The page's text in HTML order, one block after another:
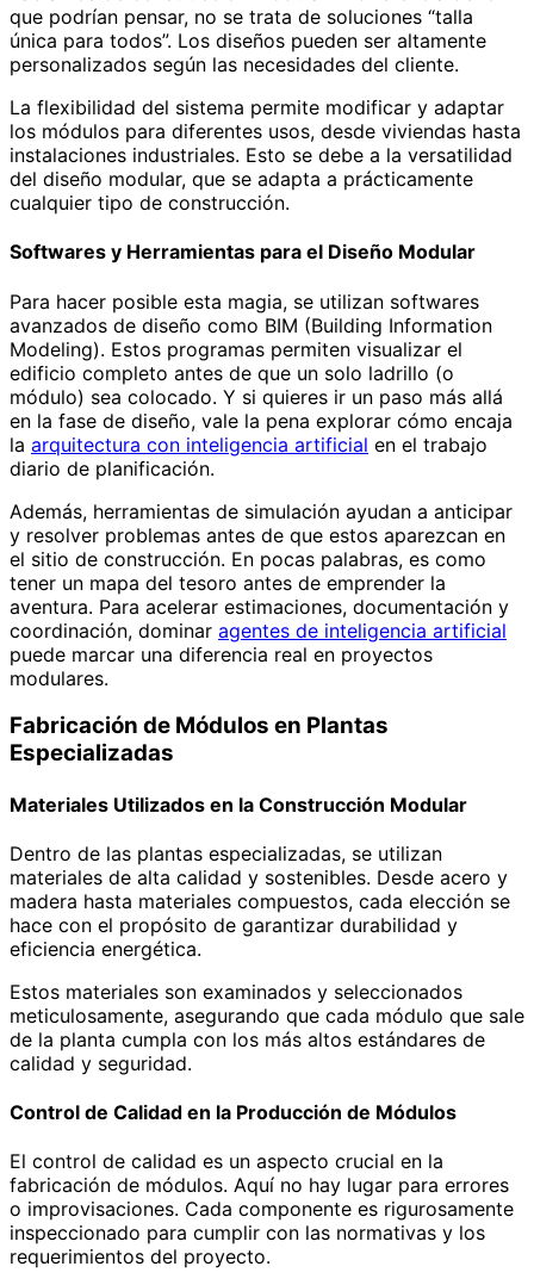
que podrían pensar, no se trata de soluciones “talla
única para todos”. Los diseños pueden ser altamente
personalizados según las necesidades del cliente.
La flexibilidad del sistema permite modificar y adaptar
los módulos para diferentes usos, desde viviendas hasta
instalaciones industriales. Esto se debe a la versatilidad
del diseño modular, que se adapta a prácticamente
cualquier tipo de construcción.
Softwares y Herramientas para el Diseño Modular
Para hacer posible esta magia, se utilizan softwares
avanzados de diseño como BIM (Building Information
Modeling). Estos programas permiten visualizar el
edificio completo antes de que un solo ladrillo (o
módulo) sea colocado. Y si quieres ir un paso más allá
en la fase de diseño, vale la pena explorar cómo encaja
la arquitectura con inteligencia artificial en el trabajo
diario de planificación.
Además, herramientas de simulación ayudan a anticipar
y resolver problemas antes de que estos aparezcan en
el sitio de construcción. En pocas palabras, es como
tener un mapa del tesoro antes de emprender la
aventura. Para acelerar estimaciones, documentación y
coordinación, dominar agentes de inteligencia artificial
puede marcar una diferencia real en proyectos
modulares.
Fabricación de Módulos en Plantas
Especializadas
Materiales Utilizados en la Construcción Modular
Dentro de las plantas especializadas, se utilizan
materiales de alta calidad y sostenibles. Desde acero y
madera hasta materiales compuestos, cada elección se
hace con el propósito de garantizar durabilidad y
eficiencia energética.
Estos materiales son examinados y seleccionados
meticulosamente, asegurando que cada módulo que sale
de la planta cumpla con los más altos estándares de
calidad y seguridad.
Control de Calidad en la Producción de Módulos
El control de calidad es un aspecto crucial en la
fabricación de módulos. Aquí no hay lugar para errores
o improvisaciones. Cada componente es rigurosamente
inspeccionado para cumplir con las normativas y los
requerimientos del proyecto.